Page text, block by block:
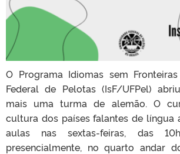
O Programa Idiomas sem
Federal de Pelotas (IsF/UFPel)
mais uma turma de alemão. O
cultura dos países falantes de língua
aulas nas sextas-feiras, das
presencialmente, no quarto andar